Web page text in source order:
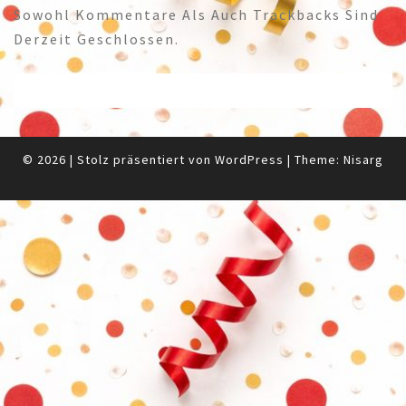
Sowohl Kommentare Als Auch Trackbacks Sind
Derzeit Geschlossen.
© 2026 | Stolz präsentiert von WordPress | Theme: Nisarg